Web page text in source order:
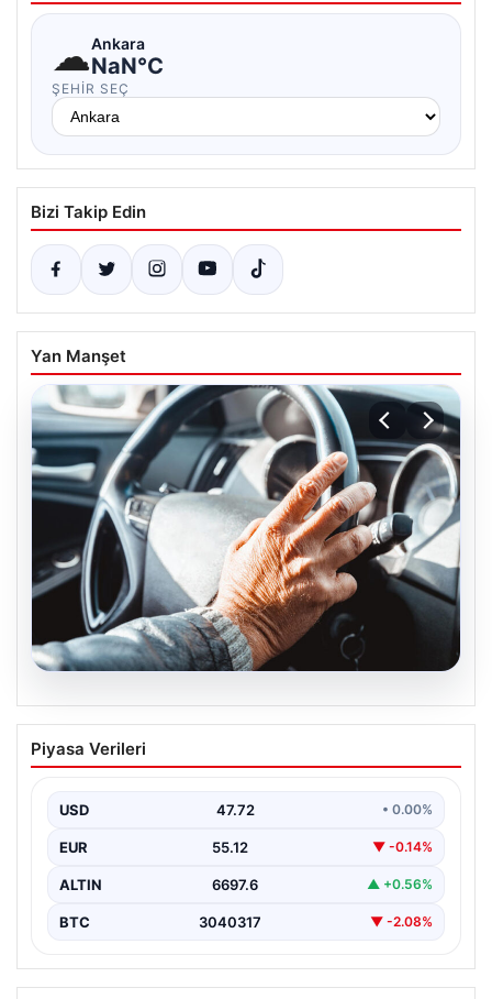
☁Ankara
NaN°C
ŞEHIR SEÇ
Bizi Takip Edin
Yan Manşet
Emekliye ÖTV’siz Araç İmkanı Geliyor
mu? Yasa Tasarısı ve Güncel Durumlar
emeklileri ilgilendiren en önemli konulardan biri…
Piyasa Verileri
USD 47.72 • 0.00%
EUR 55.12 ▼ -0.14%
ALTIN 6697.6 ▲ +0.56%
BTC 3040317 ▼ -2.08%